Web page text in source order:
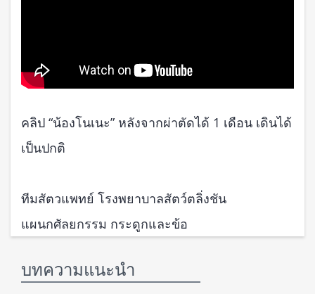
คลิป “น้องโนเนะ” หลังจากผ่าตัดได้ 1 เดือน เดินได้
เป็นปกติ
ทีมสัตวแพทย์ โรงพยาบาลสัตว์ตลิ่งชัน
แผนกศัลยกรรม กระดูกและข้อ
บทความแนะนำ